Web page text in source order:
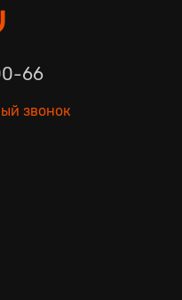
66
звонок